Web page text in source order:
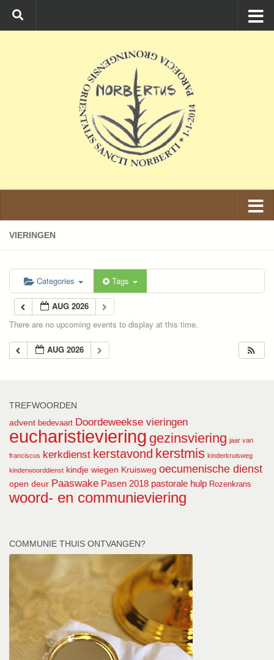
Ga naar de inhoud
VIERINGEN
Categories Tags
AUG 2026
There are no upcoming events to display at this time.
AUG 2026
TREFWOORDEN
advent bedevaart Doordeweekse vieringen
eucharistieviering gezinsviering jaar van
franciscus kerkdienst kerstavond kerstmis kinderkruisweg
kinderwoorddienst kindje wiegen Kruisweg oecumenische dienst
open deur Paaswake Pasen 2018 pastorale hulp Rozenkrans
woord- en communieviering
COMMUNIE THUIS ONTVANGEN?